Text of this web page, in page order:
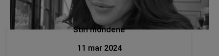
Stiri mondene
11 mar 2024